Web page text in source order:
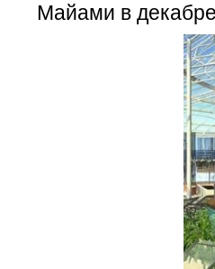
Майами в